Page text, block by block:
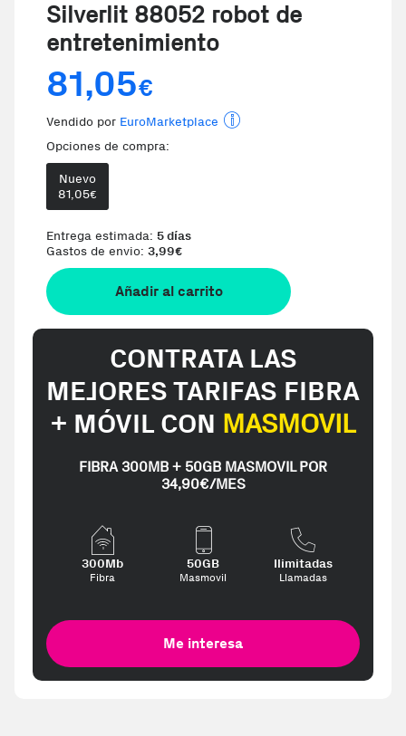
Silverlit 88052 robot de
entretenimiento
81,05€
Vendido por EuroMarketplace
Opciones de compra:
Nuevo
81,05€
Entrega estimada: 5 días
Gastos de envio: 3,99€
Añadir al carrito
CONTRATA LAS
MEJORES TARIFAS FIBRA
+ MÓVIL CON MASMOVIL
FIBRA 300MB + 50GB MASMOVIL POR
34,90€/MES
300Mb
Fibra
50GB
Masmovil
Ilimitadas
Llamadas
Me interesa